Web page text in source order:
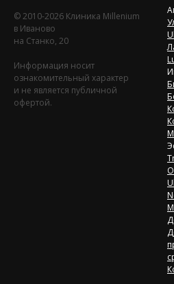
© 2010-2026 Клиника Millenium
в Иваново
на Станко, 20
Информация носит
ознакомительный характер
и не является публичной
офертой.